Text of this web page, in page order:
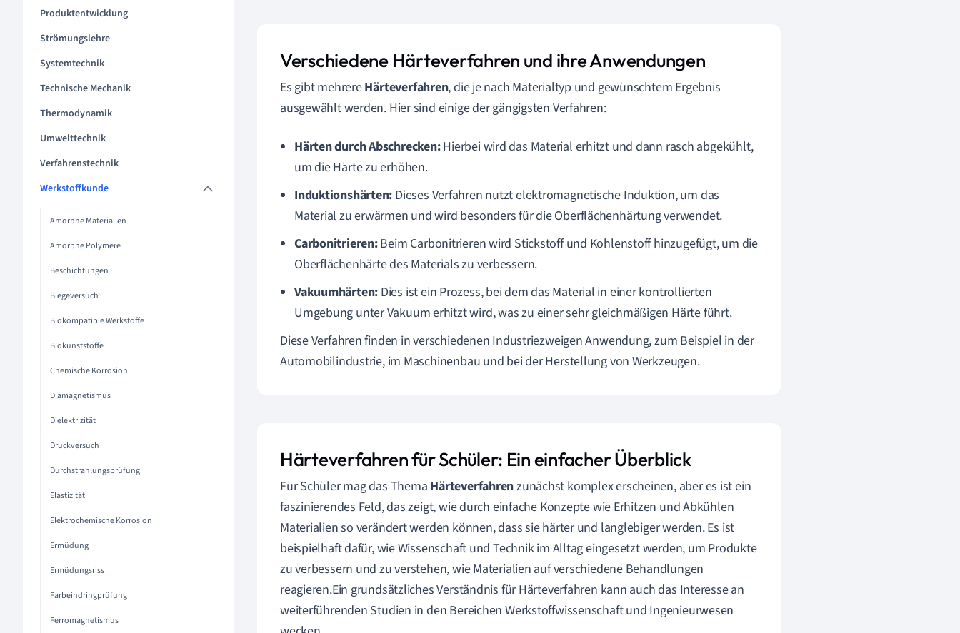
Produktentwicklung
Strömungslehre
Systemtechnik
Technische Mechanik
Thermodynamik
Umwelttechnik
Verfahrenstechnik
Werkstoffkunde
Amorphe Materialien
Amorphe Polymere
Beschichtungen
Biegeversuch
Biokompatible Werkstoffe
Biokunststoffe
Chemische Korrosion
Diamagnetismus
Dielektrizität
Druckversuch
Durchstrahlungsprüfung
Elastizität
Elektrochemische Korrosion
Ermüdung
Ermüdungsriss
Farbeindringprüfung
Ferromagnetismus
Verschiedene Härteverfahren und ihre Anwendungen
Es gibt mehrereHärteverfahren, die je nach Materialtyp und gewünschtem Ergebnis
ausgewählt werden. Hier sind einige der gängigsten Verfahren:
Härten durch Abschrecken:Hierbei wird das Material erhitzt und dann rasch abgekühlt,
um die Härte zu erhöhen.
Induktionshärten: Dieses Verfahren nutzt elektromagnetische Induktion, um das
Material zu erwärmen und wird besonders für die Oberflächenhärtung verwendet.
Carbonitrieren:Beim Carbonitrieren wird Stickstoff und Kohlenstoff hinzugefügt, um die
Oberflächenhärte des Materials zu verbessern.
Vakuumhärten: Dies ist ein Prozess, bei dem das Material in einer kontrollierten
Umgebung unter Vakuum erhitzt wird, was zu einer sehr gleichmäßigen Härte führt.
Diese Verfahren finden in verschiedenen Industriezweigen Anwendung, zum Beispiel in der
Automobilindustrie, im Maschinenbau und bei der Herstellung von Werkzeugen.
Härteverfahren für Schüler: Ein einfacher Überblick
Für Schüler mag das Thema Härteverfahrenzunächst komplex erscheinen, aber es ist ein
faszinierendes Feld, das zeigt, wie durch einfache Konzepte wie Erhitzen und Abkühlen
Materialien so verändert werden können, dass sie härter und langlebiger werden. Es ist
beispielhaft dafür, wie Wissenschaft und Technik im Alltag eingesetzt werden, um Produkte
zu verbessern und zu verstehen, wie Materialien auf verschiedene Behandlungen
reagieren.Ein grundsätzliches Verständnis für Härteverfahren kann auch das Interesse an
weiterführenden Studien in den Bereichen Werkstoffwissenschaft und Ingenieurwesen